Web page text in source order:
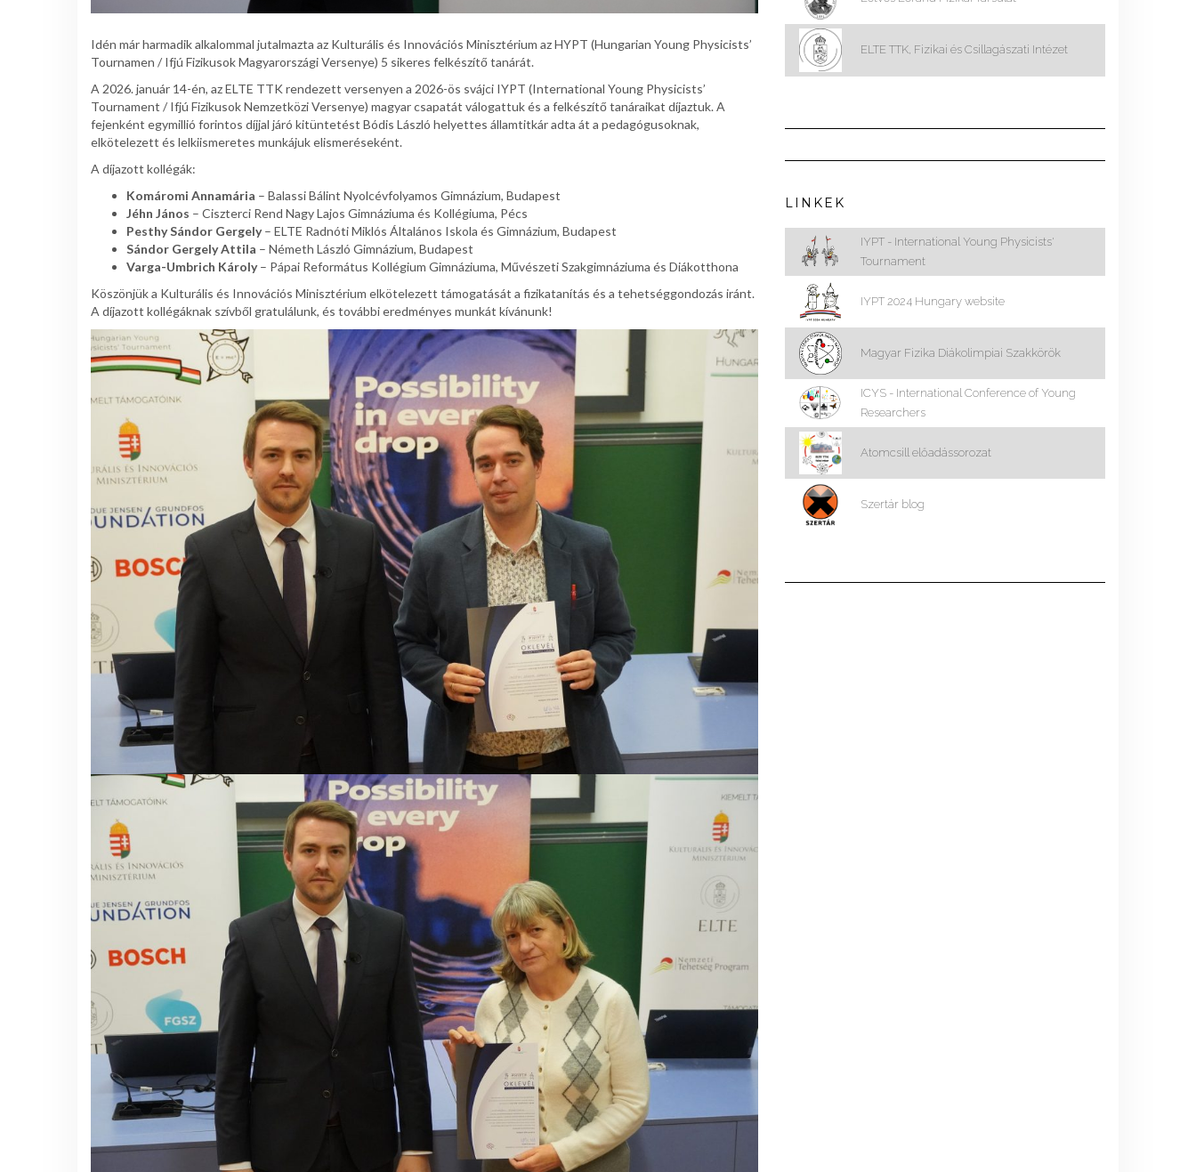
Idén már harmadik alkalommal jutalmazta az Kulturális és Innovációs Minisztérium az HYPT (Hungarian Young Physicists’
Tournamen / Ifjú Fizikusok Magyarországi Versenye) 5 sikeres felkészítő tanárát.
A 2026. január 14-én, az ELTE TTK rendezett versenyen a 2026-ös svájci IYPT (International Young Physicists’
Tournament / Ifjú Fizikusok Nemzetközi Versenye) magyar csapatát válogattuk és a felkészítő tanáraikat díjaztuk. A
fejenként egymillió forintos díjjal járó kitüntetést Bódis László helyettes államtitkár adta át a pedagógusoknak,
elkötelezett és lelkiismeretes munkájuk elismeréseként.
A díjazott kollégák:
Komáromi Annamária – Balassi Bálint Nyolcévfolyamos Gimnázium, Budapest
Jéhn János – Ciszterci Rend Nagy Lajos Gimnáziuma és Kollégiuma, Pécs
Pesthy Sándor Gergely– ELTE Radnóti Miklós Általános Iskola és Gimnázium, Budapest
Sándor Gergely Attila – Németh László Gimnázium, Budapest
Varga-Umbrich Károly– Pápai Református Kollégium Gimnáziuma, Művészeti Szakgimnáziuma és Diákotthona
Köszönjük a Kulturális és Innovációs Minisztérium elkötelezett támogatását a fizikatanítás és a tehetséggondozás iránt.
A díjazott kollégáknak szívből gratulálunk, és további eredményes munkát kívánunk!
ELTE TTK, Fizikai és Csillagászati Intézet
LINKEK
IYPT - International Young Physicists'
Tournament
IYPT 2024 Hungary website
Magyar Fizika Diákolimpiai Szakkörök
ICYS - International Conference of Young
Researchers
Atomcsill előadássorozat
Szertár blog